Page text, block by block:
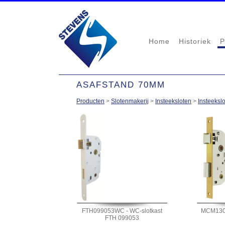
Home Historiek
ASAFSTAND 70MM
Producten > Slotenmakerij > Insteeksloten >
FTH099053WC - WC-slotkast
FTH 099053